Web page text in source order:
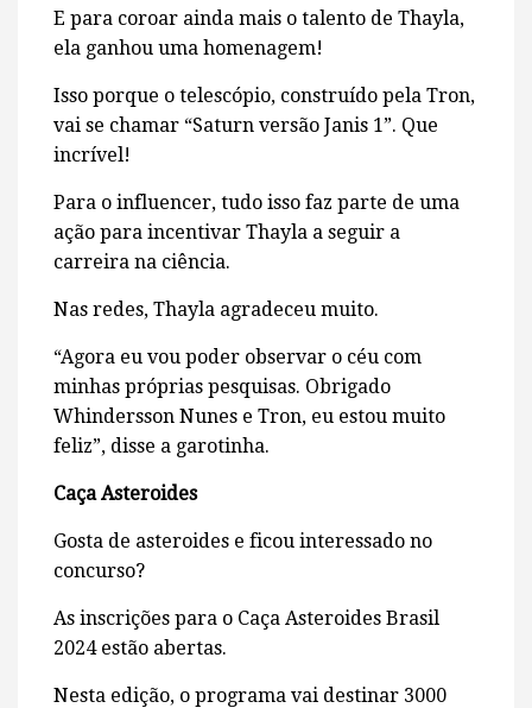
E para coroar ainda mais o talento de Thayla,
ela ganhou uma homenagem!
Isso porque o telescópio, construído pela Tron,
vai se chamar “Saturn versão Janis 1”. Que
incrível!
Para o influencer, tudo isso faz parte de uma
ação para incentivar Thayla a seguir a
carreira na ciência.
Nas redes, Thayla agradeceu muito.
“Agora eu vou poder observar o céu com
minhas próprias pesquisas. Obrigado
Whindersson Nunes e Tron, eu estou muito
feliz”, disse a garotinha.
Caça Asteroides
Gosta de asteroides e ficou interessado no
concurso?
As inscrições para o Caça Asteroides Brasil
2024 estão abertas.
Nesta edição, o programa vai destinar 3000